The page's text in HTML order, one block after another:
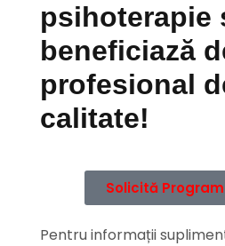
psihoterapie
beneficiază
profesional
calitate!
Solicită
Pentru informații